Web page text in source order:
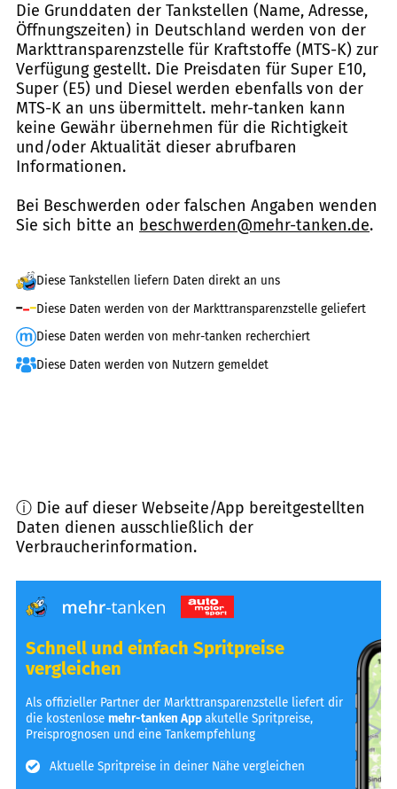
Die Grunddaten der Tankstellen (Name, Adresse,
Öffnungszeiten) in Deutschland werden von der
Markttransparenzstelle für Kraftstoffe (MTS-K) zur
Verfügung gestellt. Die Preisdaten für Super E10,
Super (E5) und Diesel werden ebenfalls von der
MTS-K an uns übermittelt. mehr-tanken kann
keine Gewähr übernehmen für die Richtigkeit
und/oder Aktualität dieser abrufbaren
Informationen.
Bei Beschwerden oder falschen Angaben wenden
Sie sich bitte an beschwerden@mehr-tanken.de.
Diese Tankstellen liefern Daten direkt an uns
Diese Daten werden von der Markttransparenzstelle geliefert
Diese Daten werden von mehr-tanken recherchiert
Diese Daten werden von Nutzern gemeldet
ⓘ Die auf dieser Webseite/App bereitgestellten
Daten dienen ausschließlich der
Verbraucherinformation.
Schnell und einfach Spritpreise
vergleichen
Als offizieller Partner der Markttransparenzstelle liefert dir
die kostenlosemehr-tanken Appakutelle Spritpreise,
Preisprognosen und eine Tankempfehlung
Aktuelle Spritpreise in deiner Nähe vergleichen